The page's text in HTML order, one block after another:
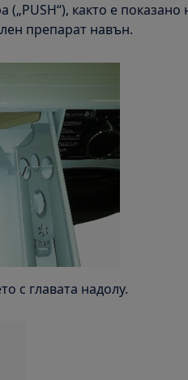
(„PUSH“), както е
препарат навън.
с главата надолу.